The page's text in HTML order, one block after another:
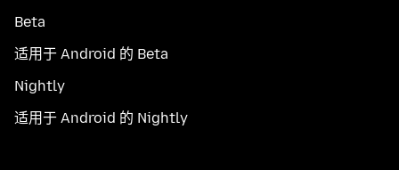
Beta
适用于 Android 的 Beta
Nightly
适用于 Android 的 Nightly